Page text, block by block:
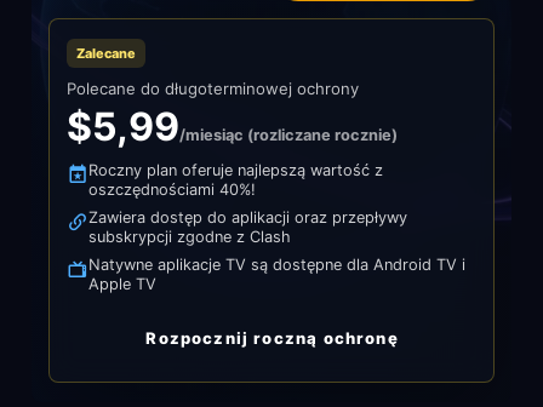
Zalecane
Polecane do długoterminowej ochrony
$5,99/miesiąc (rozliczane rocznie)
Roczny plan oferuje najlepszą wartość z
oszczędnościami 40%!
Zawiera dostęp do aplikacji oraz przepływy
subskrypcji zgodne z Clash
Natywne aplikacje TV są dostępne dla Android TV i
Apple TV
Rozpocznij roczną ochronę